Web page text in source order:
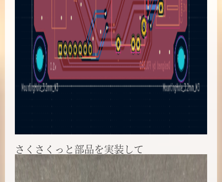
さくさくっと部品を実装して